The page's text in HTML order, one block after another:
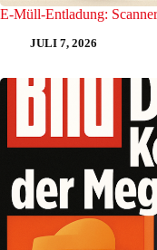
E-Müll-Entladung:
JULI 7, 2026